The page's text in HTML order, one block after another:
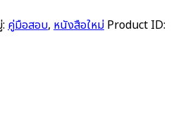
คู่มือสอบ, หนังสือใหม่ Product ID: